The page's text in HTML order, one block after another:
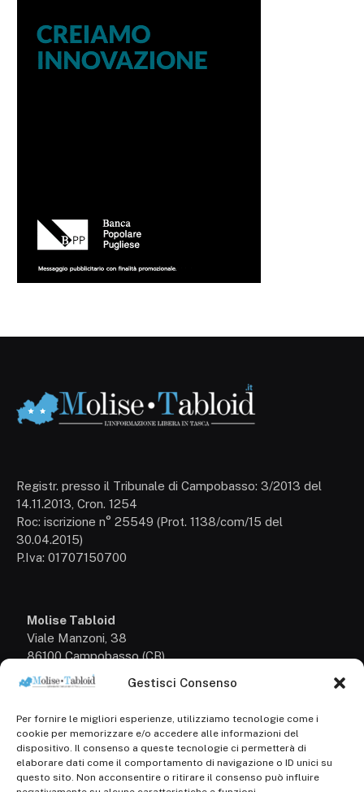
Gestisci Consenso
Per fornire le migliori esperienze, utilizziamo tecnologie come i
cookie per memorizzare e/o accedere alle informazioni del
dispositivo. Il consenso a queste tecnologie ci permetterà di
elaborare dati come il comportamento di navigazione o ID unici su
questo sito. Non acconsentire o ritirare il consenso può influire
Registr. presso il Tribunale di Campobasso: 3/2013 del
14.11.2013, Cron. 1254
Roc: iscrizione n° 25549 (Prot. 1138/com/15 del
30.04.2015)
P.Iva: 01707150700
Molise Tabloid
Viale Manzoni, 38
86100 Campobasso (CB)
+39 3333169466
Scrivici a:
info@molisetabloid.it
commerciale@molisetabloid.it